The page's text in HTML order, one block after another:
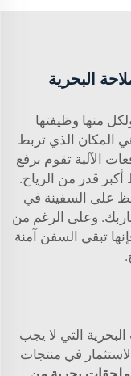
البحرية
منها وظيفتها
المكان الذي تربط
الآلية تقوم برفع
قدر من الرياح.
على السفينة في
وعلى الرغم من
تبقي السفن آمنة
التي لا يجب
في منتجات